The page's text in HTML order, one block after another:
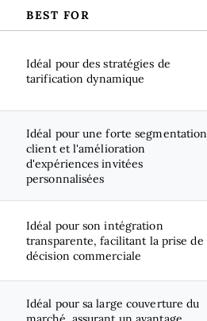
BEST FOR
Idéal pour des stratégies de
tarification dynamique
Idéal pour une forte segmentation
client et l'amélioration
d'expériences invitées
personnalisées
Idéal pour son intégration
transparente, facilitant la prise de
décision commerciale
Idéal pour sa large couverture du